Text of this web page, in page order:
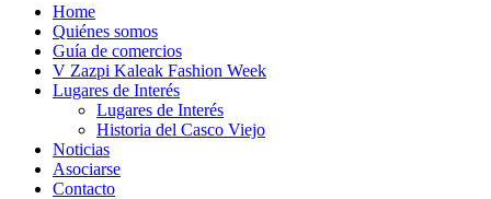
Home
Quiénes somos
Guía de comercios
V Zazpi Kaleak Fashion Week
Lugares de Interés
Lugares de Interés
Historia del Casco Viejo
Noticias
Asociarse
Contacto